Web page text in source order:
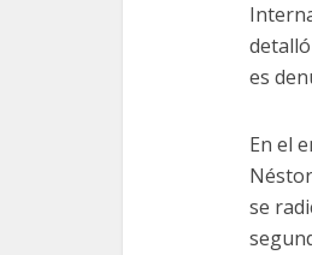
es
En el
se